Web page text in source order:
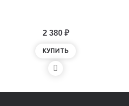
2 380 ₽
КУПИТЬ